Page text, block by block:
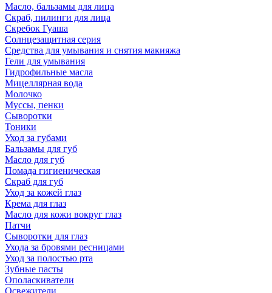
Масло, бальзамы для лица
Скраб, пилинги для лица
Скребок Гуаша
Солнцезащитная серия
Средства для умывания и снятия макияжа
Гели для умывания
Гидрофильные масла
Мицеллярная вода
Молочко
Муссы, пенки
Сыворотки
Тоники
Уход за губами
Бальзамы для губ
Масло для губ
Помада гигиеническая
Скраб для губ
Уход за кожей глаз
Крема для глаз
Масло для кожи вокруг глаз
Патчи
Сыворотки для глаз
Ухода за бровями ресницами
Уход за полостью рта
Зубные пасты
Ополаскиватели
Освежители